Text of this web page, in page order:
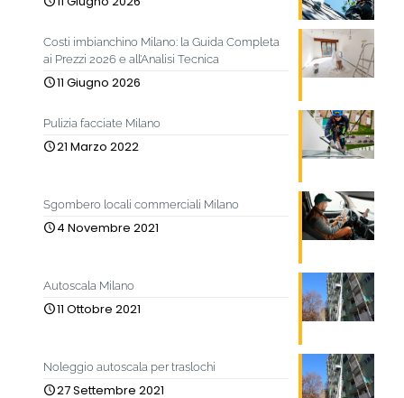
Costi imbianchino Milano: la Guida Completa
ai Prezzi 2026 e all’Analisi Tecnica
11 Giugno 2026
Pulizia facciate Milano
21 Marzo 2022
Sgombero locali commerciali Milano
4 Novembre 2021
Autoscala Milano
11 Ottobre 2021
Noleggio autoscala per traslochi
27 Settembre 2021